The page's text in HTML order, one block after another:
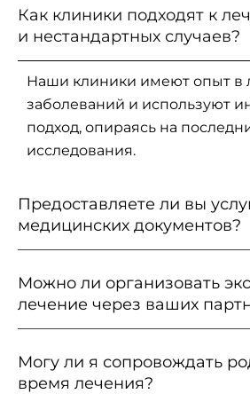
Как клиники подходят к
и нестандартных случаев?
Наши клиники имеют опыт в
заболеваний и используют
подход, опираясь на
исследования.
Предоставляете ли вы
медицинских документов?
Можно ли организовать
лечение через ваших
Могу ли я сопровождать
время лечения?